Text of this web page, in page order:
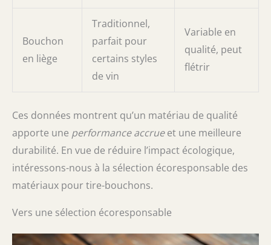
Bouchon
en liège
Traditionnel,
parfait pour
certains styles
de vin
Variable en
qualité, peut
flétrir
Ces données montrent qu’un matériau de qualité
apporte une performance accrueet une meilleure
durabilité. En vue de réduire l’impact écologique,
intéressons-nous à la sélection écoresponsable des
matériaux pour tire-bouchons.
Vers une sélection écoresponsable